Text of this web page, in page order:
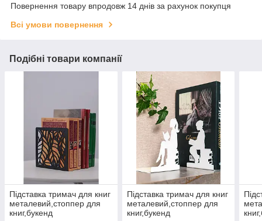
Повернення товару впродовж 14 днів за рахунок покупця
Всі умови повернення
Подібні товари компанії
Підставка тримач для книг
металевий,стоппер для
книг,букенд
Підставка тримач для книг
металевий,стоппер для
книг,букенд